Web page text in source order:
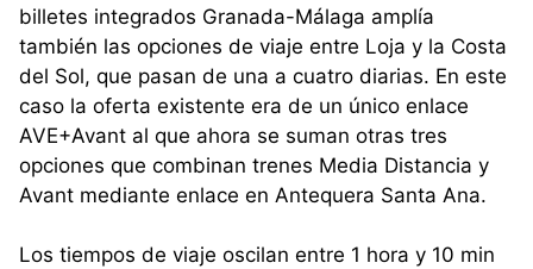
billetes integrados Granada-Málaga amplía
también las opciones de viaje entre Loja y la Costa
del Sol, que pasan de una a cuatro diarias. En este
caso la oferta existente era de un único enlace
AVE+Avant al que ahora se suman otras tres
opciones que combinan trenes Media Distancia y
Avant mediante enlace en Antequera Santa Ana.
Los tiempos de viaje oscilan entre 1 hora y 10 min